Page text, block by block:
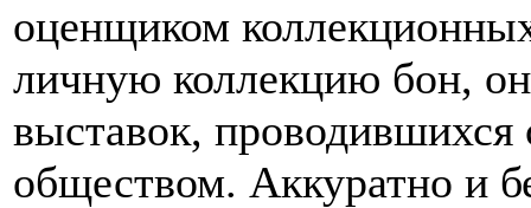
оценщиком
личную коллекцию бон, он
выставок,
обществом. Аккуратно и